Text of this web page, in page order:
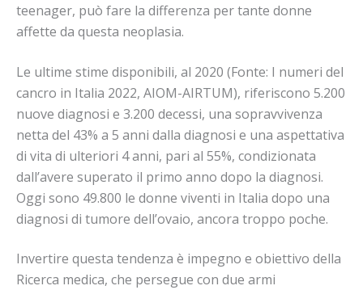
teenager, può fare la differenza per tante donne
affette da questa neoplasia.
Le ultime stime disponibili, al 2020 (Fonte: I numeri del
cancro in Italia 2022, AIOM-AIRTUM), riferiscono 5.200
nuove diagnosi e 3.200 decessi, una sopravvivenza
netta del 43% a 5 anni dalla diagnosi e una aspettativa
di vita di ulteriori 4 anni, pari al 55%, condizionata
dall’avere superato il primo anno dopo la diagnosi.
Oggi sono 49.800 le donne viventi in Italia dopo una
diagnosi di tumore dell’ovaio, ancora troppo poche.
Invertire questa tendenza è impegno e obiettivo della
Ricerca medica, che persegue con due armi